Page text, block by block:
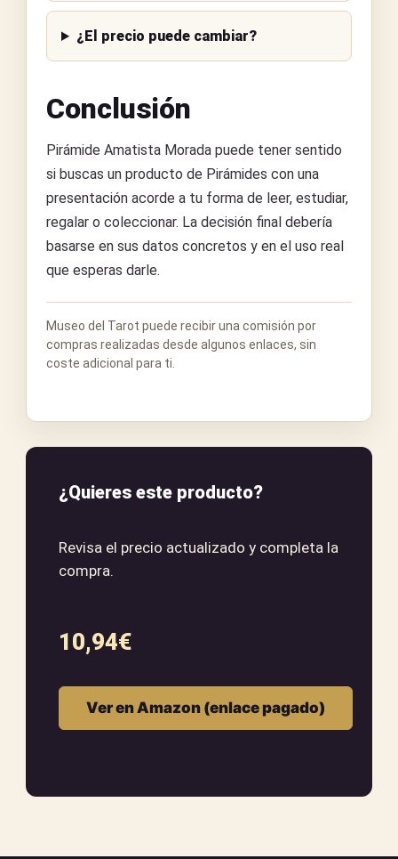
¿El precio puede cambiar?
Conclusión
Pirámide Amatista Morada puede tener sentido
si buscas un producto de Pirámides con una
presentación acorde a tu forma de leer, estudiar,
regalar o coleccionar. La decisión final debería
basarse en sus datos concretos y en el uso real
que esperas darle.
Museo del Tarot puede recibir una comisión por
compras realizadas desde algunos enlaces, sin
coste adicional para ti.
¿Quieres este producto?
Revisa el precio actualizado y completa la
compra.
10,94€
Ver en Amazon (enlace pagado)